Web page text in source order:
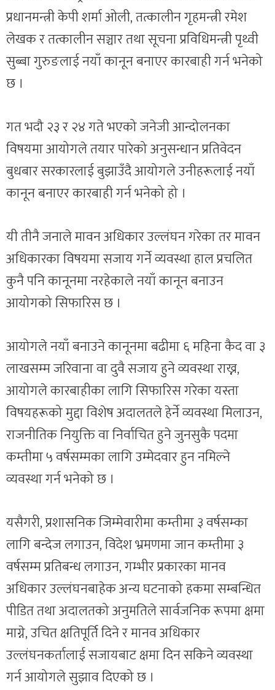
प्रधानमन्त्री केपी शर्मा ओली, तत्कालीन गृहमन्त्री रमेश
लेखक र तत्कालीन सञ्चार तथा सूचना प्रविधिमन्त्री पृथ्वी
सुब्बा गुरुङलाई नयाँ कानून बनाएर कारबाही गर्न भनेको
छ ।
गत भदौ २३ र २४ गते भएको जनेजी आन्दोलनका
विषयमा आयोगले तयार पारेको अनुसन्धान प्रतिवेदन
बुधबार सरकारलाई बुझाउँदै आयोगले उनीहरूलाई नयाँ
कानून बनाएर कारबाही गर्न भनेको हो ।
यी तीनै जनाले मावन अधिकार उल्लंघन गरेका तर मावन
अधिकारका विषयमा सजाय गर्ने व्यवस्था हाल प्रचलित
कुनै पनि कानूनमा नरहेकाले नयाँ कानून बनाउन
आयोगको सिफारिस छ ।
आयोगले नयाँ बनाउने कानूनमा बढीमा ६ महिना कैद वा ३
लाखसम्म जरिवाना वा दुवै सजाय हुने व्यवस्था राख्न,
आयोगले कारबाहीका लागि सिफारिस गरेका यस्ता
विषयहरूको मुद्दा विशेष अदालतले हेर्ने व्यवस्था मिलाउन,
राजनीतिक नियुक्ति वा निर्वाचित हुने जुनसुकै पदमा
कम्तीमा ५ वर्षसम्मका लागि उम्मेदवार हुन नमिल्ने
व्यवस्था गर्न भनेको छ ।
यसैगरी, प्रशासनिक जिम्मेवारीमा कम्तीमा ३ वर्षसम्का
लागि बन्देज लगाउन, विदेश भ्रमणमा जान कम्तीमा ३
वर्षसम्म प्रतिबन्ध लगाउन, गम्भीर प्रकारका मानव
अधिकार उल्लंघनबाहेक अन्य घटनाको हकमा सम्बन्धित
पीडित तथा अदालतको अनुमतिले सार्वजनिक रूपमा क्षमा
माग्ने, उचित क्षतिपूर्ति दिने र मानव अधिकार
उल्लंघनकर्तालाई सजायबाट क्षमा दिन सकिने व्यवस्था
गर्न आयोगले सुझाव दिएको छ ।